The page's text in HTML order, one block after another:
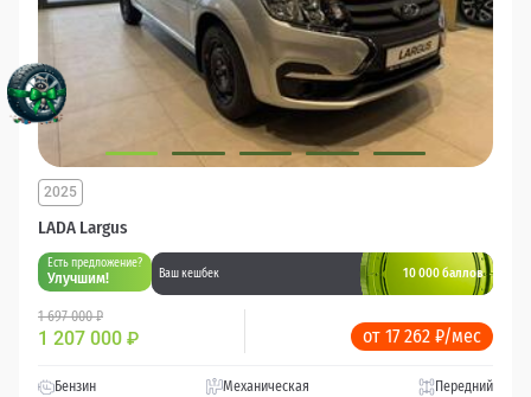
LADA Largus
2025
Есть предложение?
Улучшим! Ваш кешбек 10 000 баллов
1 697 000 ₽
1 207 000 ₽ от 17 262 ₽/мес
Бензин Механическая Передний